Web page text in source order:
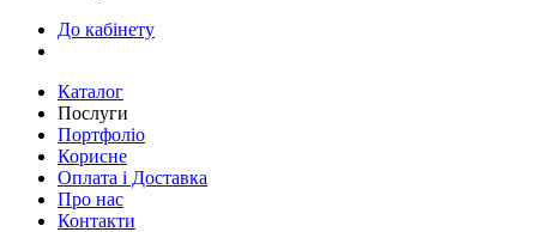
До кабінету
Каталог
Послуги
Портфоліо
Корисне
Оплата і Доставка
Про нас
Контакти